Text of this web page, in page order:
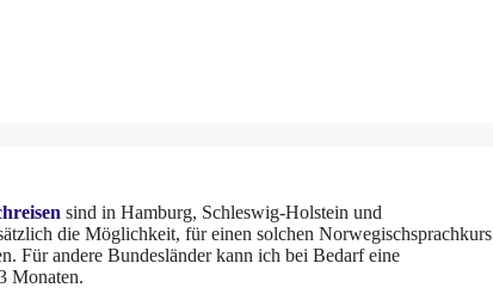
sind in Hamburg, Schleswig-Holstein und
die Möglichkeit, für einen solchen Norwegischsprachkurs
Für andere Bundesländer kann ich bei Bedarf eine
Monaten.